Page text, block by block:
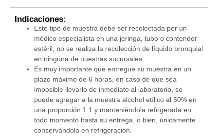
Indicaciones:
Este tipo de muestra debe ser recolectada por un
médico especialista en una jeringa, tubo o contendor
estéril, no se realiza la recolección de líquido bronquial
en ninguna de nuestras sucursales.
Es muy importante que entregue su muestra en un
plazo máximo de 6 horas, en caso de que sea
imposible llevarlo de inmediato al laboratorio, se
puede agregar a la muestra alcohol etílico al 50% en
una proporción 1:1 y manteniéndola refrigerada en
todo momento hasta su entrega, o bien, únicamente
conservándola en refrigeración.